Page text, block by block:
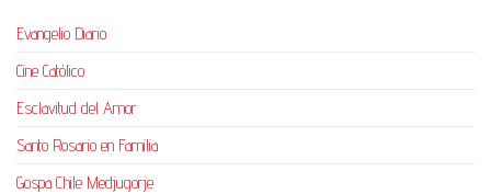
Evangelio Diario
Cine Católico
Esclavitud del Amor
Santo Rosario en Familia
Gospa Chile Medjugorje